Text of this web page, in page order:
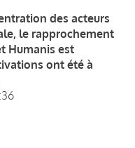
des acteurs
le rapprochement
Humanis est
ont été à